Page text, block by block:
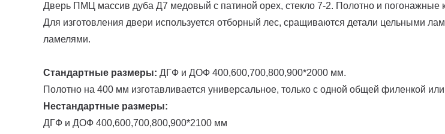
Дверь ПМЦ массив дуба Д7 медовый с патиной орех, стекло 7-2. Полотно и погонажные
Для изготовления двери используется отборный лес, сращиваются детали цельными
ламелями.
Стандартные размеры: ДГФ и ДОФ 400,600,700,800,900*2000 мм.
Полотно на 400 мм изготавливается универсальное, только с одной общей филенкой
Нестандартные размеры:
ДГФ и ДОФ 400,600,700,800,900*2100 мм